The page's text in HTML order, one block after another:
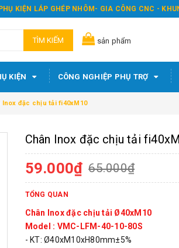
KIỆN LÁP GHÉP NHÔM- GIA CÔNG CNC -
TÌM KIẾM sản phẩm
KIỆN CÔNG NGHIỆP PHỤ TRỢ
Inox đặc chịu tải fi40xM10
Chân Inox đặc chịu tải
59.000₫ 65.000₫
TỔNG QUAN
Chân Inox đặc chịu tải Ø40xM10
Model : VMC-LFM-40-10-80S
- KT: Ø40xM10xH80mm±5%